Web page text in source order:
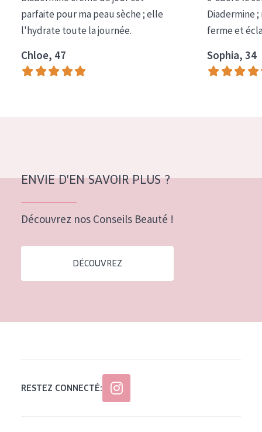
COLLECTION
Essentials
Lift+
Expert
Peau mixte ou grasse
Peau mature
Peau ménopausée
Âge : 55+
parfaite pour ma peau sèche ; elle
l'hydrate toute la journée.
Chloe, 47
Diadermine
ferme et
Sophia, 34
ENVIE D'EN SAVOIR PLUS ?
Découvrez nos Conseils Beauté !
DÉCOUVREZ
RESTEZ CONNECTÉ: